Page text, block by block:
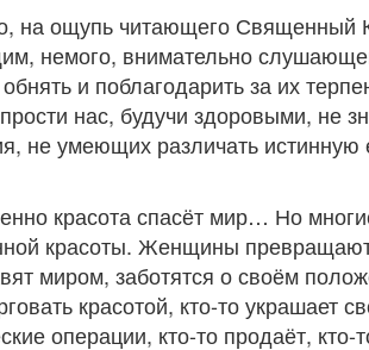
на ощупь читающего Священный
немого, внимательно
и поблагодарить за их
нас, будучи здоровыми, не
не умеющих различать истинную
красота спасёт мир… Но
красоты. Женщины
миром, заботятся о своём
красотой, кто-то украшает
операции, кто-то продаёт, кто-